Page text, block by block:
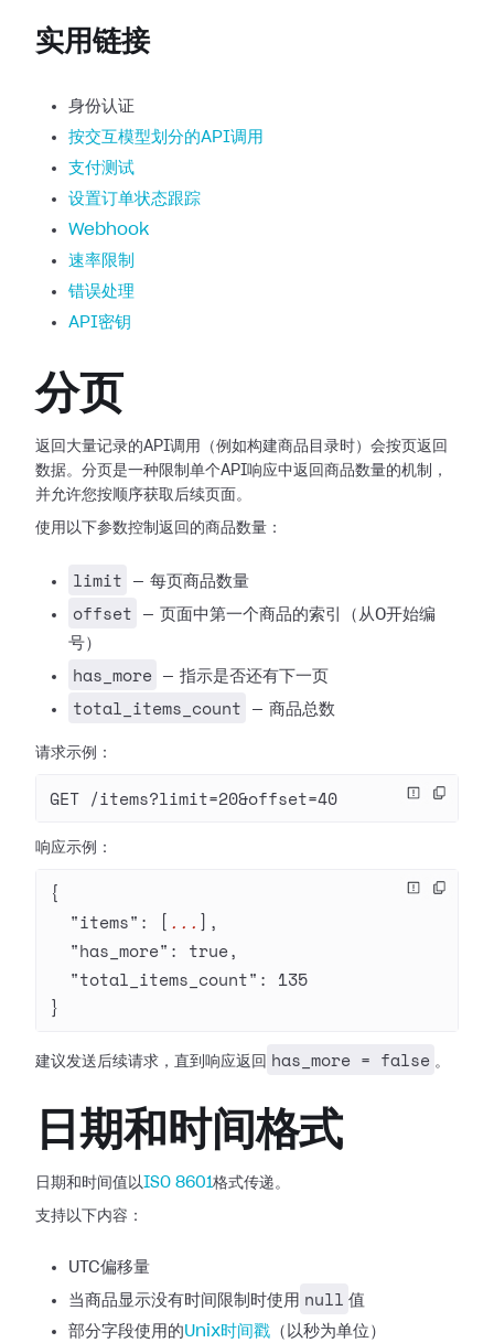
实用链接
身份认证
按交互模型划分的API调用
支付测试
设置订单状态跟踪
Webhook
速率限制
错误处理
API密钥
分页
返回大量记录的API调用（例如构建商品目录时）会按页返回
数据。分页是一种限制单个API响应中返回商品数量的机制，
并允许您按顺序获取后续页面。
使用以下参数控制返回的商品数量：
limit — 每页商品数量
offset
— 页面中第一个商品的索引（从0开始编
号）
has_more — 指示是否还有下一页
total_items_count — 商品总数
请求示例：
GET /items?limit=20&offset=40
响应示例：
{
  "items"
: [ ... ],
  "has_more"
: true,
  "total_items_count"
: 135
}
建议发送后续请求，直到响应返回 has_more = false 。
日期和时间格式
日期和时间值以ISO 8601格式传递。
支持以下内容：
UTC偏移量
当商品显示没有时间限制时使用 null 值
部分字段使用的Unix时间戳 （以秒为单位）